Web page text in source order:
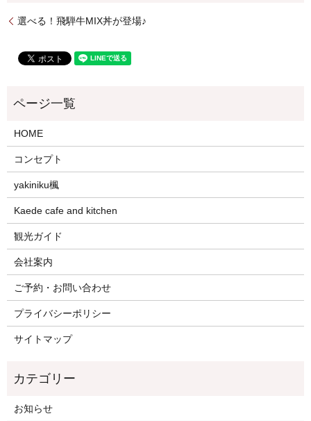
選べる！飛騨牛MIX丼が登場♪
HOME
コンセプト
yakiniku楓
Kaede cafe and kitchen
観光ガイド
会社案内
ご予約・お問い合わせ
プライバシーポリシー
サイトマップ
お知らせ